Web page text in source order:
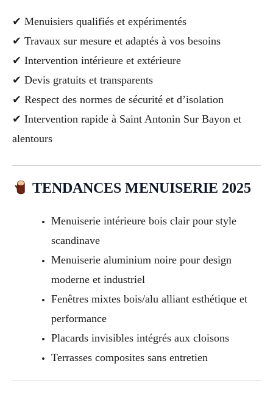
✔ Menuisiers qualifiés et expérimentés
✔ Travaux sur mesure et adaptés à vos besoins
✔ Intervention intérieure et extérieure
✔ Devis gratuits et transparents
✔ Respect des normes de sécurité et d’isolation
✔ Intervention rapide à Saint Antonin Sur Bayon et
alentours
TENDANCES MENUISERIE 2025
Menuiserie intérieure bois clair pour style
scandinave
Menuiserie aluminium noire pour design
moderne et industriel
Fenêtres mixtes bois/alu alliant esthétique et
performance
Placards invisibles intégrés aux cloisons
Terrasses composites sans entretien